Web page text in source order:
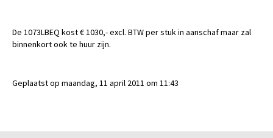
De 1073LBEQ kost € 1030,- excl. BTW per stuk in aanschaf maar zal
binnenkort ook te huur zijn.
Geplaatst op maandag, 11 april 2011 om 11:43